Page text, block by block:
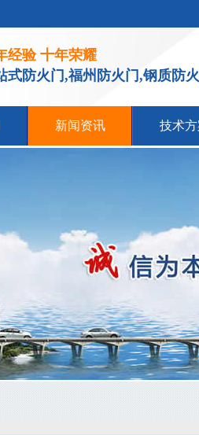
经验 十年荣耀
式防火门,福州防火门,钢质防
新闻资讯 技术